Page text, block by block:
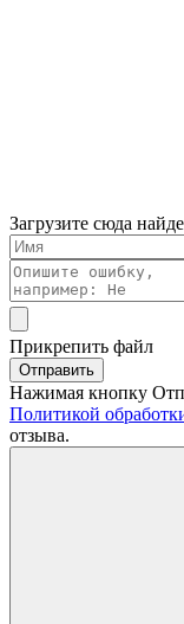
Загрузите сюда
Прикрепить файл
Отправить
Нажимая кнопку
Политикой
отзыва.